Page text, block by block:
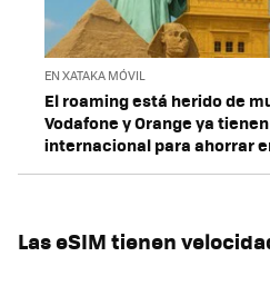
EN XATAKA MÓVIL
El roaming está herido de
Vodafone y Orange ya
internacional para ahorrar
Las eSIM tienen